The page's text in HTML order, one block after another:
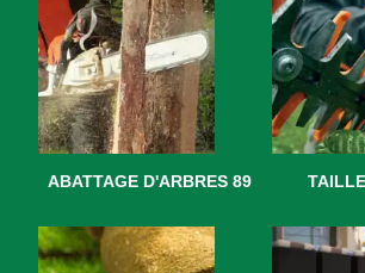
ABATTAGE D'ARBRES 89